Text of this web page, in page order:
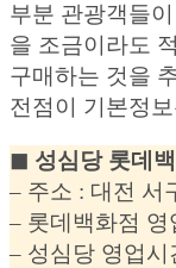
부분 관광객들
을 조금이라도
구매하는 것을
전점이 기본정
◼︎ 성심당 롯데
– 주소 : 대전 서
– 롯데백화점 영
– 성심당 영업시